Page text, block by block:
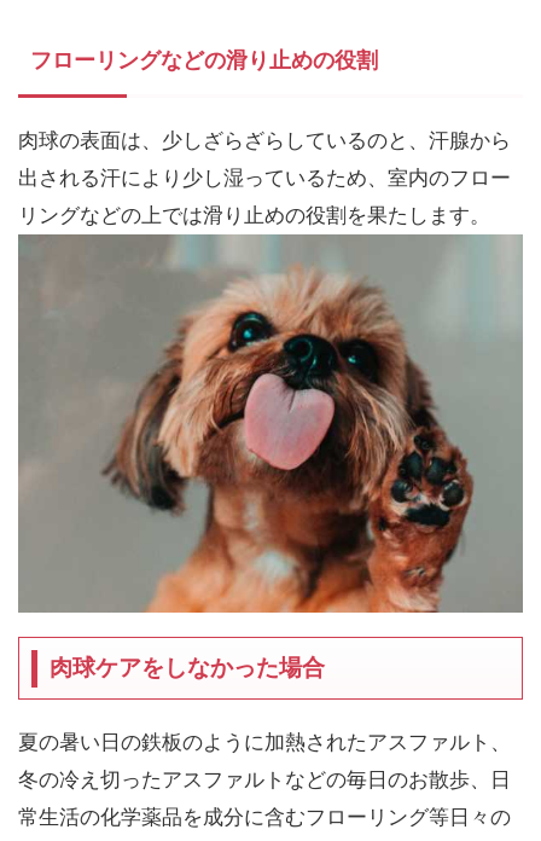
フローリングなどの滑り止めの役割
肉球の表面は、少しざらざらしているのと、汗腺から
出される汗により少し湿っているため、室内のフロー
リングなどの上では滑り止めの役割を果たします。
肉球ケアをしなかった場合
夏の暑い日の鉄板のように加熱されたアスファルト、
冬の冷え切ったアスファルトなどの毎日のお散歩、日
常生活の化学薬品を成分に含むフローリング等日々の